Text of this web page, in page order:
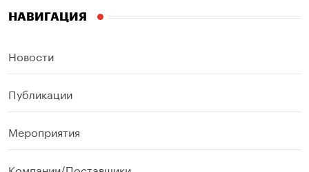
НАВИГАЦИЯ
Новости
Публикации
Мероприятия